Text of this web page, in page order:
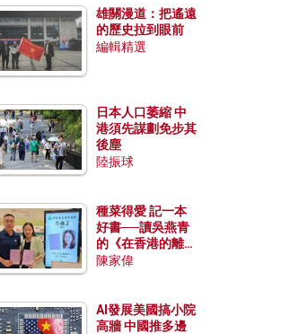
雄關漫道：把遙遠
的歷史拉到眼前
編輯精選
日本人口萎縮 中
港須先謀劃免步其
後塵
陸振球
種菜得愛 記一本
好書──讀吳燕青
的《在香港的離島
種菜》
陳家偉
AI發展美國搞小院
高牆 中國推多邊